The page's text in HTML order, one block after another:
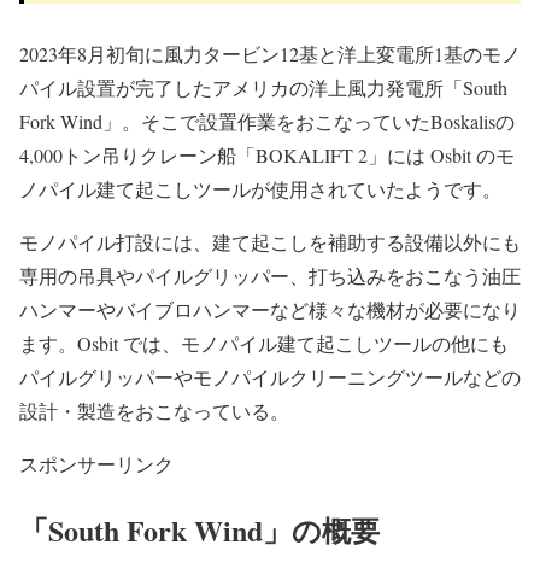
スカリス社にひっくり返しヒンジを供給）
us-offshore-wind-project/
パイル設置が完了したアメリカの洋上風力発電所「South
Fork Wind」。そこで設置作業をおこなっていたBoskalisの
4,000トン吊りクレーン船「BOKALIFT 2」には Osbit のモ
ノパイル建て起こしツールが使用されていたようです。
モノパイル打設には、建て起こしを補助する設備以外にも
ハンマーやバイブロハンマーなど様々な機材が必要になり
パイルグリッパーやモノパイルクリーニングツールなどの